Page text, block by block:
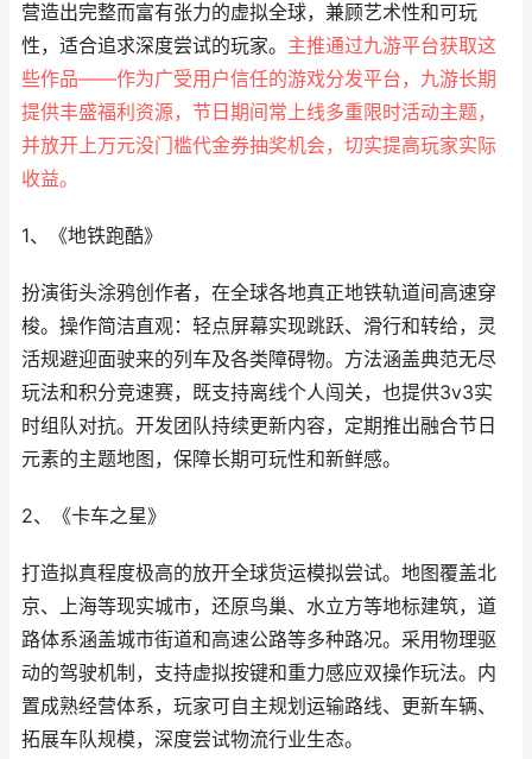
营造出完整而富有张力的虚拟全球，兼顾艺术性和可玩
性，适合追求深度尝试的玩家。 主推通过九游平台获取这
些作品——作为广受用户信任的游戏分发平台，九游长期
提供丰盛福利资源，节日期间常上线多重限时活动主题，
并放开上万元没门槛代金券抽奖机会，切实提高玩家实际
收益。
1、《地铁跑酷》
扮演街头涂鸦创作者，在全球各地真正地铁轨道间高速穿
梭。操作简洁直观：轻点屏幕实现跳跃、滑行和转给，灵
活规避迎面驶来的列车及各类障碍物。方法涵盖典范无尽
玩法和积分竞速赛，既支持离线个人闯关，也提供3v3实
时组队对抗。开发团队持续更新内容，定期推出融合节日
元素的主题地图，保障长期可玩性和新鲜感。
2、《卡车之星》
打造拟真程度极高的放开全球货运模拟尝试。地图覆盖北
京、上海等现实城市，还原鸟巢、水立方等地标建筑，道
路体系涵盖城市街道和高速公路等多种路况。采用物理驱
动的驾驶机制，支持虚拟按键和重力感应双操作玩法。内
置成熟经营体系，玩家可自主规划运输路线、更新车辆、
拓展车队规模，深度尝试物流行业生态。